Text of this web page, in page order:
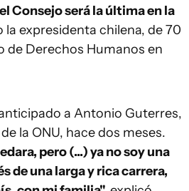
Consejo será la última en la
la expresidenta chilena, de 70
de Derechos Humanos en
a Antonio Guterres,
la ONU, hace dos meses.
pero (...) ya no soy una
de una larga y rica carrera,